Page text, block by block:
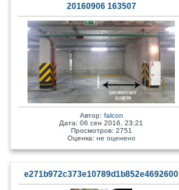
20160906 163507
Автор: falcon
Дата: 06 сен 2016, 23:21
Просмотров: 2751
Оценка: не оценено
e271b972c373e10789d1b852e4692600